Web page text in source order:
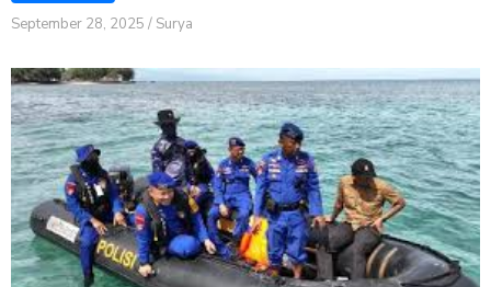
September 28, 2025 / Surya